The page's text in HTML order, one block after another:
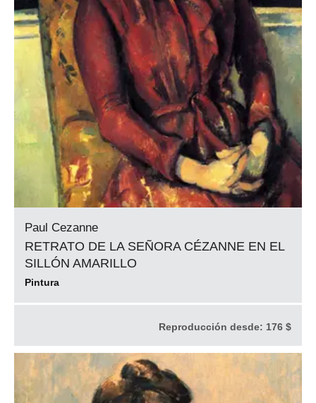
Paul Cezanne
RETRATO DE LA SEÑORA CÉZANNE EN EL
SILLÓN AMARILLO
Pintura
Reproducción desde: 176 $